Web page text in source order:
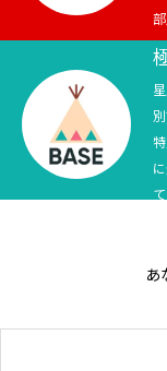
テニス四大大会・
テニス四大大会・五輪
あ